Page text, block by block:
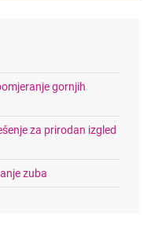
gornjih
za prirodan izgled
zuba